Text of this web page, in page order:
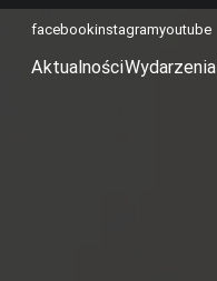
facebookinstagramyoutube
AktualnościWydarzenia